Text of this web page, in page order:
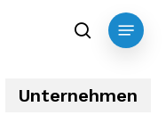
search
Menu
Unternehmen